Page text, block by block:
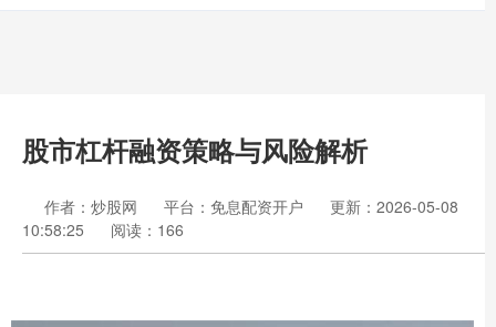
股市杠杆融资策略与风险解析
作者：炒股网 平台：免息配资开户
更新：2026-05-08
10:58:25
阅读：166